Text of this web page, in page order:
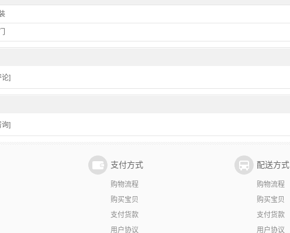
]
]
支付方式
购物流程
购买宝贝
支付货款
用户协议
配送方式
购物流程
购买宝贝
支付货款
用户协议